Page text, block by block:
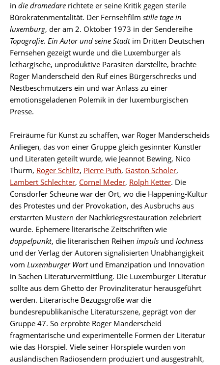
in die dromedare richtete er seine Kritik gegen sterile
Bürokratenmentalität. Der Fernsehfilm stille tage in
luxemburg, der am 2. Oktober 1973 in der Sendereihe
Topografie. Ein Autor und seine Stadtim Dritten Deutschen
Fernsehen gezeigt wurde und die Luxemburger als
lethargische, unproduktive Parasiten darstellte, brachte
Roger Manderscheid den Ruf eines Bürgerschrecks und
Nestbeschmutzers ein und war Anlass zu einer
emotionsgeladenen Polemik in der luxemburgischen
Presse.
Freiräume für Kunst zu schaffen, war Roger Manderscheids
Anliegen, das von einer Gruppe gleich gesinnter Künstler
und Literaten geteilt wurde, wie Jeannot Bewing, Nico
Thurm, Roger Schiltz, Pierre Puth, Gaston Scholer,
Lambert Schlechter, Cornel Meder, Rolph Ketter. Die
Consdorfer Scheune war der Ort, wo die Happening-Kultur
des Protestes und der Provokation, des Ausbruchs aus
erstarrten Mustern der Nachkriegsrestauration zelebriert
wurde. Ephemere literarische Zeitschriften wie
doppelpunkt, die literarischen Reihen impuls und lochness
und der Verlag der Autoren signalisierten Unabhängigkeit
vom Luxemburger Wortund Emanzipation und Innovation
in Sachen Literaturvermittlung. Die Luxemburger Literatur
sollte aus dem Ghetto der Provinzliteratur herausgeführt
werden. Literarische Bezugsgröße war die
bundesrepublikanische Literaturszene, geprägt von der
Gruppe 47. So erprobte Roger Manderscheid
fragmentarische und experimentelle Formen der Literatur
wie das Hörspiel. Viele seiner Hörspiele wurden von
ausländischen Radiosendern produziert und ausgestrahlt,